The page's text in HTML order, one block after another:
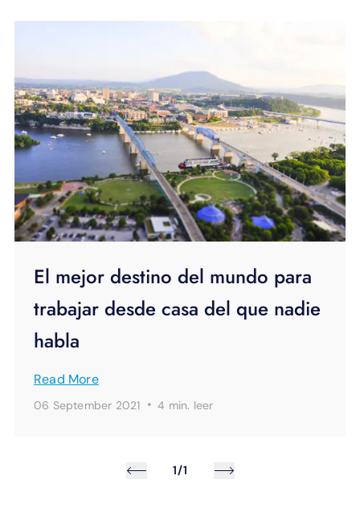
El mejor destino del mundo para
trabajar desde casa del que nadie
habla
Read More
06 September 2021 ·4 min. leer
1/1